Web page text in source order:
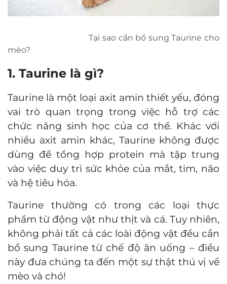
Tại sao cần bổ sung Taurine cho
mèo?
1. Taurine là gì?
Taurine là một loại axit amin thiết yếu, đóng
vai trò quan trọng trong việc hỗ trợ các
chức năng sinh học của cơ thể. Khác với
nhiều axit amin khác, Taurine không được
dùng để tổng hợp protein mà tập trung
vào việc duy trì sức khỏe của mắt, tim, não
và hệ tiêu hóa.
Taurine thường có trong các loại thực
phẩm từ động vật như thịt và cá. Tuy nhiên,
không phải tất cả các loài động vật đều cần
bổ sung Taurine từ chế độ ăn uống – điều
này đưa chúng ta đến một sự thật thú vị về
mèo và chó!